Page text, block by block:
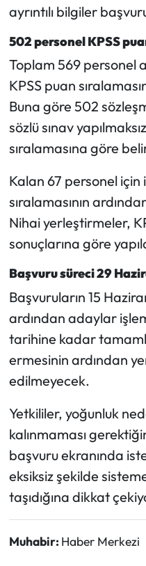
ayrıntılı bilgiler
502 personel KPSS
Toplam 569 personel
KPSS puan
Buna göre 502
sözlü sınav
sıralamasına göre
Kalan 67 personel için
sıralamasının
Nihai yerleştirmeler,
sonuçlarına göre
Başvuru süreci 29
Başvuruların 15
ardından adaylar
tarihine kadar
ermesinin ardından
edilmeyecek.
Yetkililer, yoğunluk
kalınmaması
başvuru ekranında
eksiksiz şekilde
taşıdığına dikkat
Muhabir: Haber Merkezi